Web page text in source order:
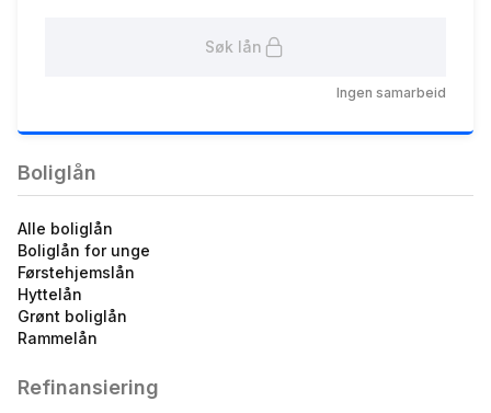
Fastrentelån ORDINÆR 3
eff.rente
Søk lån
Ingen samarbeid
Boliglån
Alle boliglån
Boliglån for unge
Førstehjemslån
Hyttelån
Grønt boliglån
Rammelån
Refinansiering